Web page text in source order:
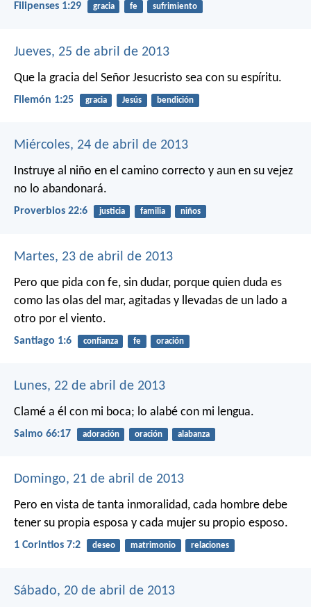
Filipenses 1:29 gracia fe sufrimiento
Jueves, 25 de abril de 2013
Que la gracia del Señor Jesucristo sea con su espíritu.
Filemón 1:25 gracia Jesús bendición
Miércoles, 24 de abril de 2013
Instruye al niño en el camino correcto y aun en su vejez
no lo abandonará.
Proverbios 22:6 justicia familia niños
Martes, 23 de abril de 2013
Pero que pida con fe, sin dudar, porque quien duda es
como las olas del mar, agitadas y llevadas de un lado a
otro por el viento.
Santiago 1:6 confianza fe oración
Lunes, 22 de abril de 2013
Clamé a él con mi boca; lo alabé con mi lengua.
Salmo 66:17 adoración oración alabanza
Domingo, 21 de abril de 2013
Pero en vista de tanta inmoralidad, cada hombre debe
tener su propia esposa y cada mujer su propio esposo.
1 Corintios 7:2 deseo matrimonio relaciones
Sábado, 20 de abril de 2013